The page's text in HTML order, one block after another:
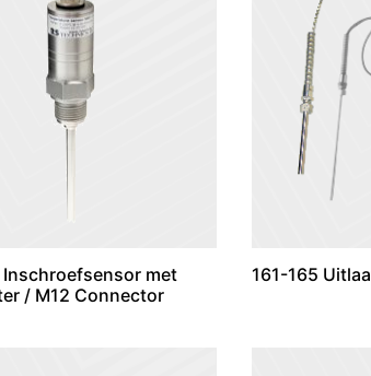
Inschroefsensor met
/ M12 Connector
161-165